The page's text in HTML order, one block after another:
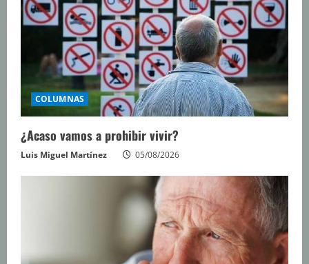
COLUMNAS
¿Acaso vamos a prohibir vivir?
Luis Miguel Martínez 05/08/2026